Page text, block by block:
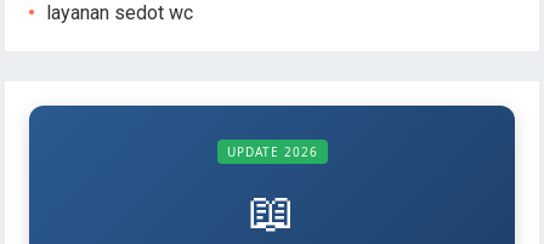
layanan sedot wc
UPDATE 2026
📖